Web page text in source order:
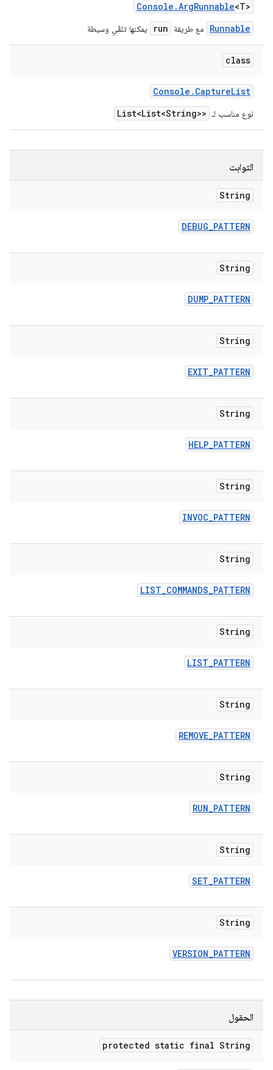
Console .ArgRunnable<T>
Runnable
مع طريقة run يمكنها تلقّي وسيطة
class
Console . CaptureList
نوع مناسب لـ List<List<String>>
الثوابت
String
DEBUG_PATTERN
String
DUMP_PATTERN
String
EXIT_PATTERN
String
HELP_PATTERN
String
INVOC_PATTERN
String
LIST_COMMANDS_PATTERN
String
LIST_PATTERN
String
REMOVE_PATTERN
String
RUN_PATTERN
String
SET_PATTERN
String
VERSION_PATTERN
الحقول
protected static final String